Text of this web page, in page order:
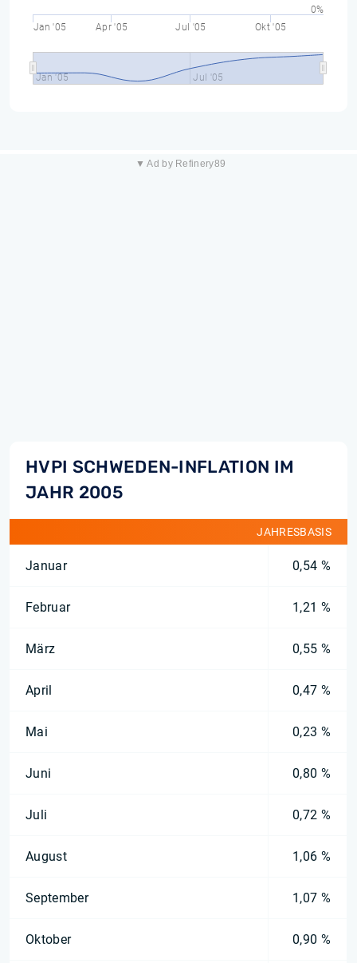
Jan '05 Apr '05 Jul '05 Okt '05
Jan '05 Jul '05
0%
▼ Ad by Refinery89
HVPI SCHWEDEN-INFLATION IM
JAHR 2005
JAHRESBASIS
Januar 0,54 %
Februar 1,21 %
März 0,55 %
April 0,47 %
Mai 0,23 %
Juni 0,80 %
Juli 0,72 %
August 1,06 %
September 1,07 %
Oktober 0,90 %